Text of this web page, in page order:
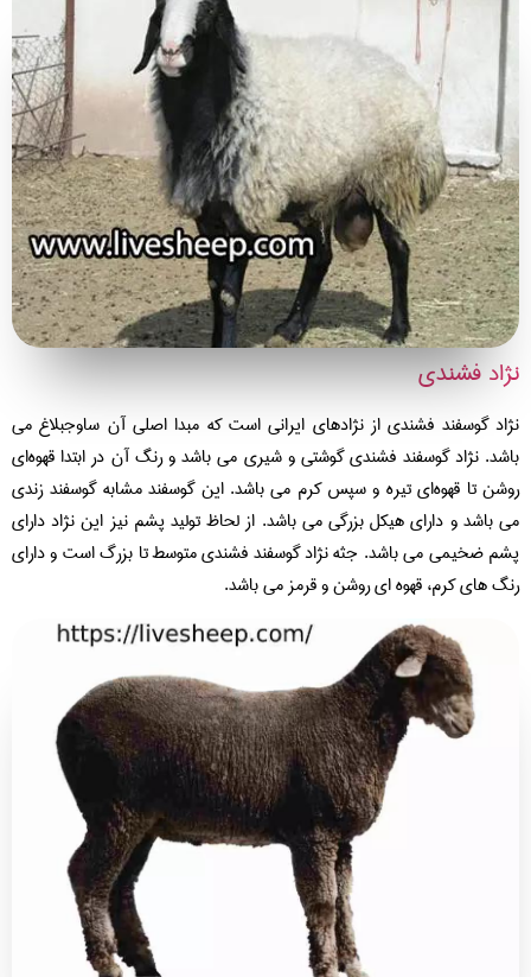
فشندی
گوسفند فشندی از نژادهای ایرانی است که مبدا اصلی آن ساوجبلاغ می
نژاد گوسفند فشندی گوشتی و شیری می باشد و رنگ آن در ابتدا قهوه‌ای
تا قهوه‌ای تیره و سپس کرم می باشد. این گوسفند مشابه گوسفند زندی
باشد و دارای هیکل بزرگی می باشد. از لحاظ تولید پشم نیز این نژاد دارای
ضخیمی می باشد. جثه نژاد گوسفند فشندی متوسط تا بزرگ است و دارای
های کرم، قهوه ای روشن و قرمز می باشد.